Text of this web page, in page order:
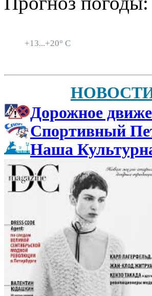
+13...+20° C
Дорожное
Спортивный
Наша